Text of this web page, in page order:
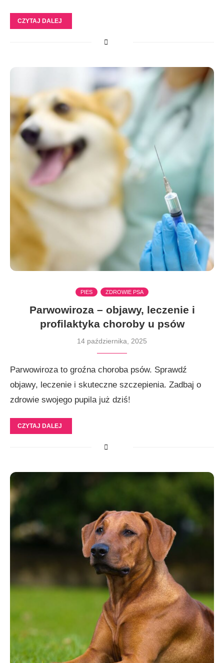
CZYTAJ DALEJ
PIES ZDROWIE PSA
Parwowiroza – objawy, leczenie i
profilaktyka choroby u psów
14 października, 2025
Parwowiroza to groźna choroba psów. Sprawdź
objawy, leczenie i skuteczne szczepienia. Zadbaj o
zdrowie swojego pupila już dziś!
CZYTAJ DALEJ